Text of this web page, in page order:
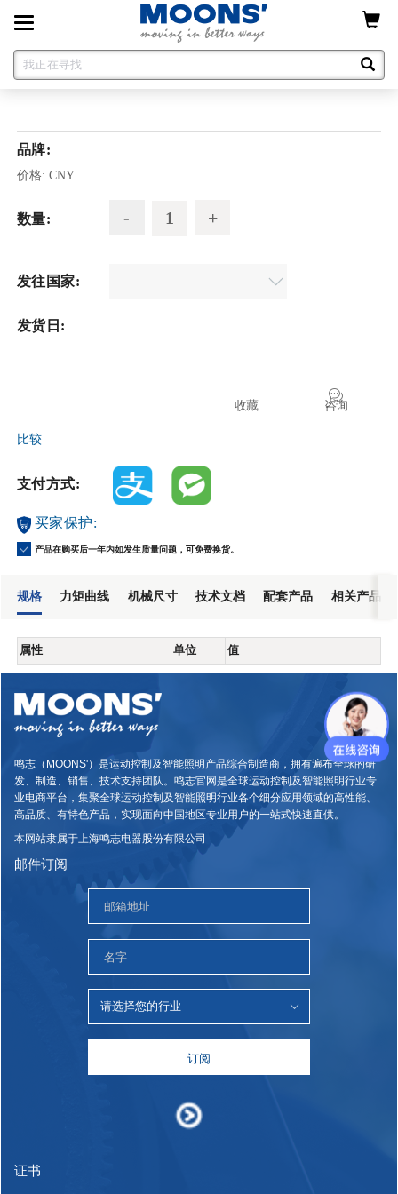
Toggle
navigation
品牌:
价格: CNY
数量:
发往国家:
发货日:
咨询
收藏
比较
支付方式:
买家保护:
产品在购买后一年内如发生质量问题，可免费换货。
规格 力矩曲线 机械尺寸 技术文档 配套产品 相关产品
属性 单位 值
鸣志（MOONS'）是运动控制及智能照明产品综合制造商，拥有遍布全球的研
发、制造、销售、技术支持团队。鸣志官网是全球运动控制及智能照明行业专
业电商平台，集聚全球运动控制及智能照明行业各个细分应用领域的高性能、
高品质、有特色产品，实现面向中国地区专业用户的一站式快速直供。
本网站隶属于上海鸣志电器股份有限公司
邮件订阅
订阅
证书